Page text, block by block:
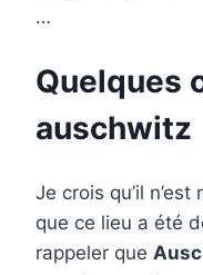
…
Quelques
auschwitz
Je crois qu’il
que ce lieu a été
rappeler que